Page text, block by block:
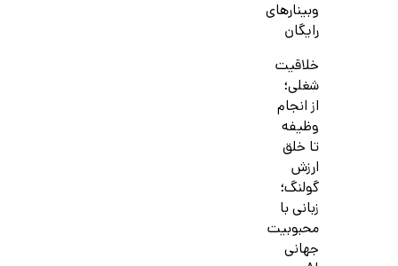
وبینارهای
رایگان
خلاقیت
شغلی؛
از انجام
وظیفه
تا خلق
ارزش
گولنگ؛
زبانی با
محبوبیت
جهانی